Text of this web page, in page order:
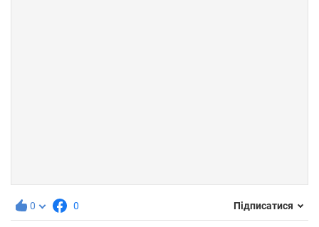
0 0 Підписатися